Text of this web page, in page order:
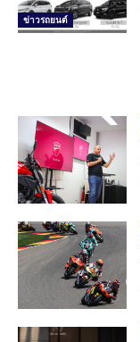
ข่าวรถยนต์